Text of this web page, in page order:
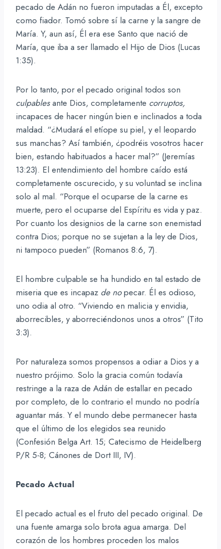
pecado de Adán no fueron imputadas a Él, excepto
como fiador. Tomó sobre sí la carne y la sangre de
María. Y, aun así, Él era ese Santo que nació de
María, que iba a ser llamado el Hijo de Dios (Lucas
1:35).
Por lo tanto, por el pecado original todos son
culpablesante Dios, completamente corruptos,
incapaces de hacer ningún bien e inclinados a toda
maldad. “¿Mudará el etíope su piel, y el leopardo
sus manchas? Así también, ¿podréis vosotros hacer
bien, estando habituados a hacer mal?” (Jeremías
13:23). El entendimiento del hombre caído está
completamente oscurecido, y su voluntad se inclina
solo al mal. “Porque el ocuparse de la carne es
muerte, pero el ocuparse del Espíritu es vida y paz.
Por cuanto los designios de la carne son enemistad
contra Dios; porque no se sujetan a la ley de Dios,
ni tampoco pueden” (Romanos 8:6, 7).
El hombre culpable se ha hundido en tal estado de
miseria que es incapaz de nopecar. Él es odioso,
uno odia al otro. “Viviendo en malicia y envidia,
aborrecibles, y aborreciéndonos unos a otros” (Tito
3:3).
Por naturaleza somos propensos a odiar a Dios y a
nuestro prójimo. Solo la gracia común todavía
restringe a la raza de Adán de estallar en pecado
por completo, de lo contrario el mundo no podría
aguantar más. Y el mundo debe permanecer hasta
que el último de los elegidos sea reunido
(Confesión Belga Art. 15; Catecismo de Heidelberg
P/R 5-8; Cánones de Dort III, IV).
Pecado Actual
El pecado actual es el fruto del pecado original. De
una fuente amarga solo brota agua amarga. Del
corazón de los hombres proceden los malos